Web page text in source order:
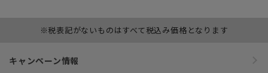
※税表記がないものはすべて税込み価格となります
キャンペーン情報